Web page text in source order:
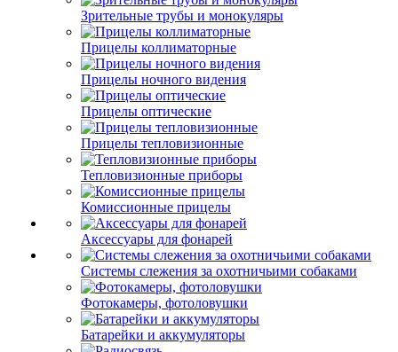
Зрительные трубы и монокуляры
Прицелы коллиматорные
Прицелы ночного видения
Прицелы оптические
Прицелы тепловизионные
Тепловизионные приборы
Комиссионные прицелы
Аксессуары для фонарей
Системы слежения за охотничьими собаками
Фотокамеры, фотоловушки
Батарейки и аккумуляторы